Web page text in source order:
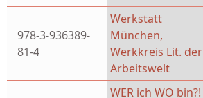
978-3-936389-
81-4
Werkstatt
München,
Werkkreis Lit. der
Arbeitswelt
WER ich WO bin?!